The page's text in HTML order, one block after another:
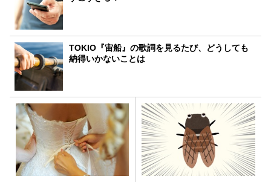
TOKIO『宙船』の歌詞を見るたび、どうしても
納得いかないことは